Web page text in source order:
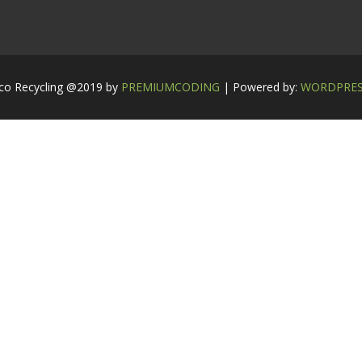
Recycling @2019 by PREMIUMCODING | Powered by: